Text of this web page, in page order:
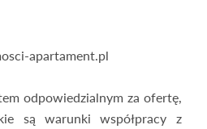
apartament.pl
odpowiedzialnym za ofertę,
są warunki współpracy z